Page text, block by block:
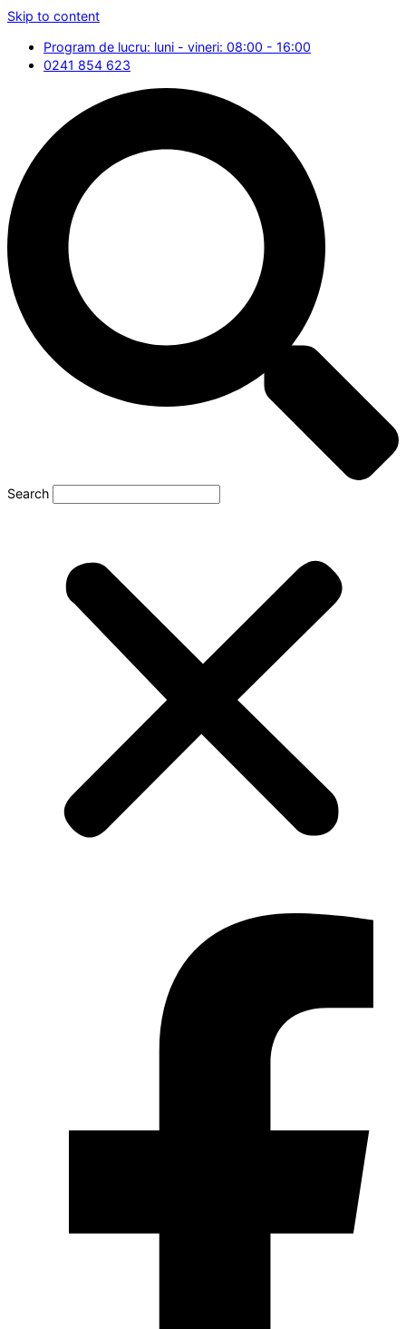
Skip to content
Program de lucru: luni - vineri: 08:00 - 16:00
0241 854 623
Search